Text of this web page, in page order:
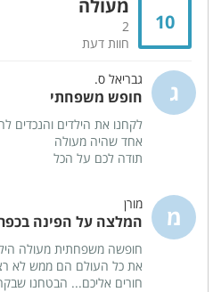
זוגות
קבוצות
מטבח מאובזר
תנור אפייה
מקפיא
מדיח כלים
10
מעולה
2
חוות דעת
ג גבריאל ס.
חופש משפחתי
לקחנו את הילדים והנכדים
אחד שהיה מעולה
תודה לכם על הכל
מ מורן
המלצה על הפינה
חופשה משפחתית מעולה
את כל העולם הם ממש לא
חורים אליכם... הבטחנו